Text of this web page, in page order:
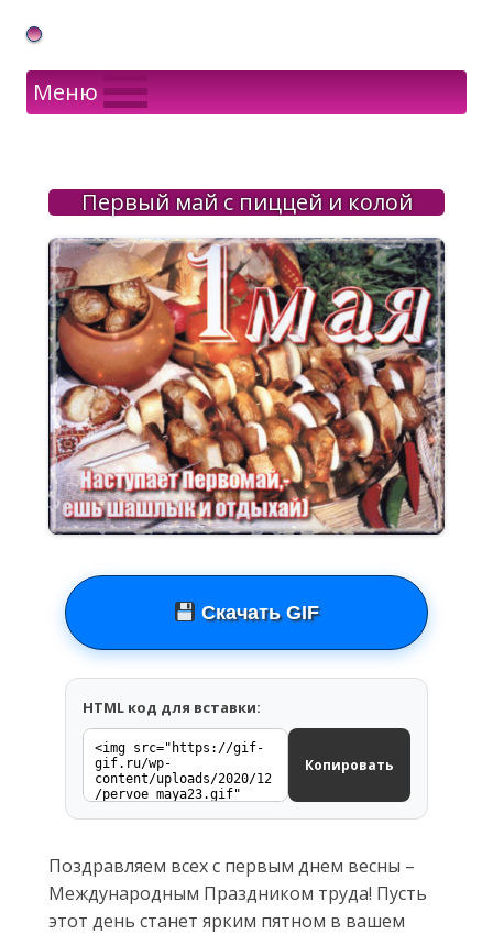
Gif Открытки в подарок
Меню
Первый май с пиццей и колой
Скачать GIF
HTML код для вставки:
Копировать
Поздравляем всех с первым днем весны –
Международным Праздником труда! Пусть
этот день станет ярким пятном в вашем